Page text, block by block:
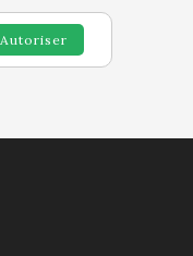
Autoriser